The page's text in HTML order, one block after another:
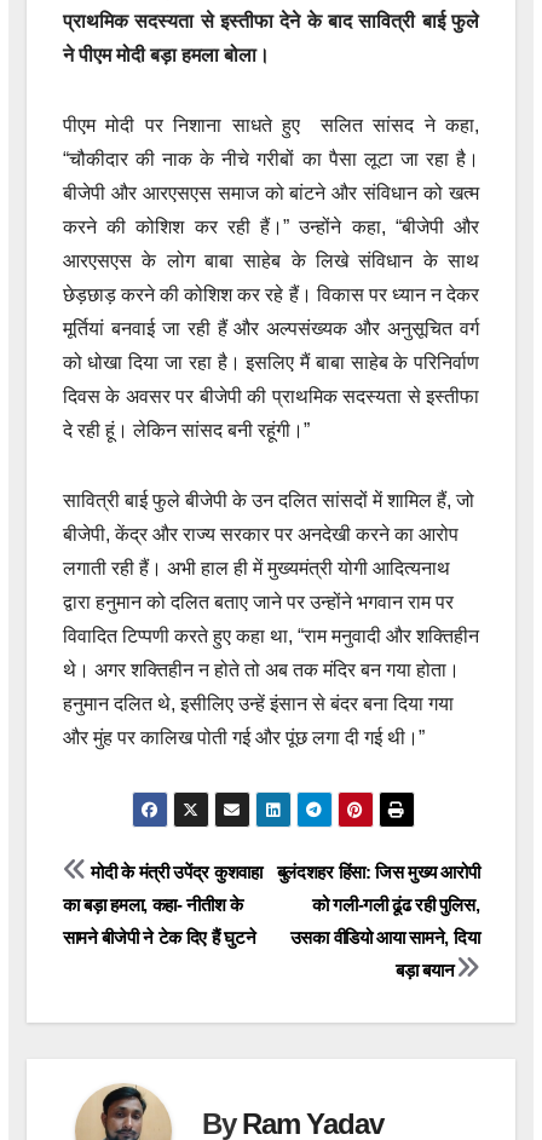
प्राथमिक सदस्यता से इस्तीफा देने के बाद सावित्री बाई फुले
ने पीएम मोदी बड़ा हमला बोला।
पीएम मोदी पर निशाना साधते हुए सलित सांसद ने कहा,
“चौकीदार की नाक के नीचे गरीबों का पैसा लूटा जा रहा है।
बीजेपी और आरएसएस समाज को बांटने और संविधान को खत्म
करने की कोशिश कर रही हैं।” उन्होंने कहा, “बीजेपी और
आरएसएस के लोग बाबा साहेब के लिखे संविधान के साथ
छेड़छाड़ करने की कोशिश कर रहे हैं। विकास पर ध्यान न देकर
मूर्तियां बनवाई जा रही हैं और अल्पसंख्यक और अनुसूचित वर्ग
को धोखा दिया जा रहा है। इसलिए मैं बाबा साहेब के परिनिर्वाण
दिवस के अवसर पर बीजेपी की प्राथमिक सदस्यता से इस्तीफा
दे रही हूं। लेकिन सांसद बनी रहूंगी।”
सावित्री बाई फुले बीजेपी के उन दलित सांसदों में शामिल हैं, जो
बीजेपी, केंद्र और राज्य सरकार पर अनदेखी करने का आरोप
लगाती रही हैं। अभी हाल ही में मुख्यमंत्री योगी आदित्यनाथ
द्वारा हनुमान को दलित बताए जाने पर उन्होंने भगवान राम पर
विवादित टिप्पणी करते हुए कहा था, “राम मनुवादी और शक्तिहीन
थे। अगर शक्तिहीन न होते तो अब तक मंदिर बन गया होता।
हनुमान दलित थे, इसीलिए उन्हें इंसान से बंदर बना दिया गया
और मुंह पर कालिख पोती गई और पूंछ लगा दी गई थी।”
Post
navigation
बुलंदशहर हिंसा: जिस मुख्य आरोपी
को गली-गली ढूंढ रही पुलिस,
उसका वीडियो आया सामने, दिया
बड़ा बयान
मोदी के मंत्री उपेंद्र कुशवाहा
का बड़ा हमला, कहा- नीतीश के
सामने बीजेपी ने टेक दिए हैं घुटने
ByRam Yadav